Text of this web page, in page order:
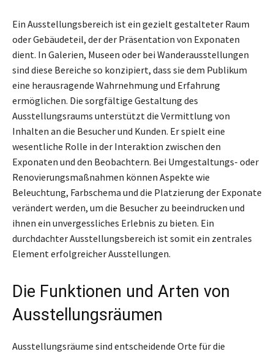
Ein Ausstellungsbereich ist ein gezielt gestalteter Raum
oder Gebäudeteil, der der Präsentation von Exponaten
dient. In Galerien, Museen oder bei Wanderausstellungen
sind diese Bereiche so konzipiert, dass sie dem Publikum
eine herausragende Wahrnehmung und Erfahrung
ermöglichen. Die sorgfältige Gestaltung des
Ausstellungsraums unterstützt die Vermittlung von
Inhalten an die Besucher und Kunden. Er spielt eine
wesentliche Rolle in der Interaktion zwischen den
Exponaten und den Beobachtern. Bei Umgestaltungs- oder
Renovierungsmaßnahmen können Aspekte wie
Beleuchtung, Farbschema und die Platzierung der Exponate
verändert werden, um die Besucher zu beeindrucken und
ihnen ein unvergessliches Erlebnis zu bieten. Ein
durchdachter Ausstellungsbereich ist somit ein zentrales
Element erfolgreicher Ausstellungen.
Die Funktionen und Arten von
Ausstellungsräumen
Ausstellungsräume sind entscheidende Orte für die